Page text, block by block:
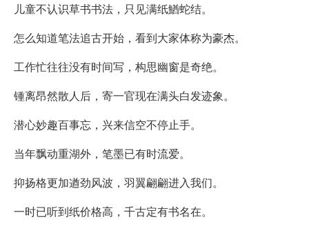
儿童不认识草书书法，只见满纸鰌蛇结。
怎么知道笔法追古开始，看到大家体称为豪杰。
工作忙往往没有时间写，构思幽窗是奇绝。
锺离昂然散人后，寄一官现在满头白发迹象。
潜心妙趣百事忘，兴来信空不停止手。
当年飘动重湖外，笔墨已有时流爱。
抑扬格更加遒劲风波，羽翼翩翩进入我们。
一时已听到纸价格高，千古定有书名在。